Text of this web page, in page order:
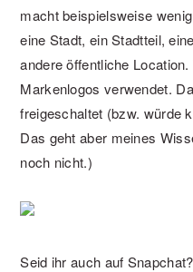
macht beispielsweise
eine Stadt, ein Stadtteil,
andere öffentliche
Markenlogos verwendet.
freigeschaltet (bzw. würde
Das geht aber meines
noch nicht.)
Seid ihr auch auf